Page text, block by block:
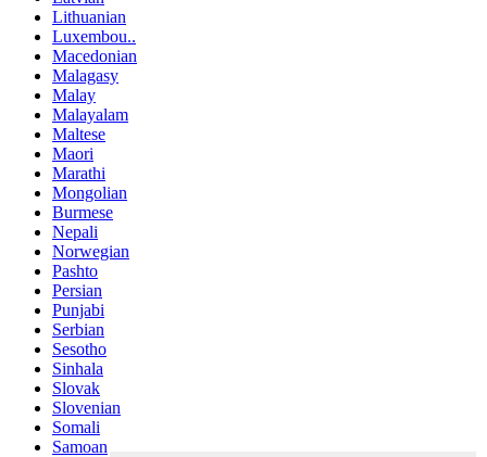
Lithuanian
Luxembou..
Macedonian
Malagasy
Malay
Malayalam
Maltese
Maori
Marathi
Mongolian
Burmese
Nepali
Norwegian
Pashto
Persian
Punjabi
Serbian
Sesotho
Sinhala
Slovak
Slovenian
Somali
Samoan